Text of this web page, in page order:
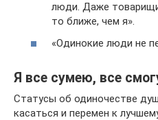
люди. Даже
то ближе, чем я».
«Одинокие люди не
Я все сумею, все
Статусы об одиночестве
касаться и перемен к